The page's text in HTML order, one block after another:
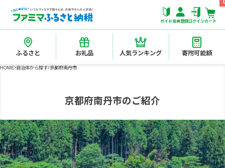
ガイド会員登録ログインカート
ふるさと お礼品 人気ランキング 寄附可能額
HOME 自治体から探す 京都府南丹市
京都府南丹市のご紹介